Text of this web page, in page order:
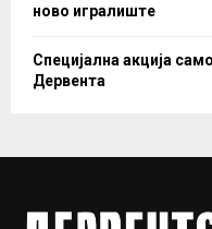
ново игралиште
Специјална акција
Дервента